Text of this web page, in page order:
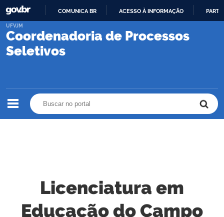
PARA
COMUNICA BR ACESSO À INFORMAÇÃO
Coordenadoria de Processos
Seletivos
UFVJM
Licenciatura em
Educação do Campo